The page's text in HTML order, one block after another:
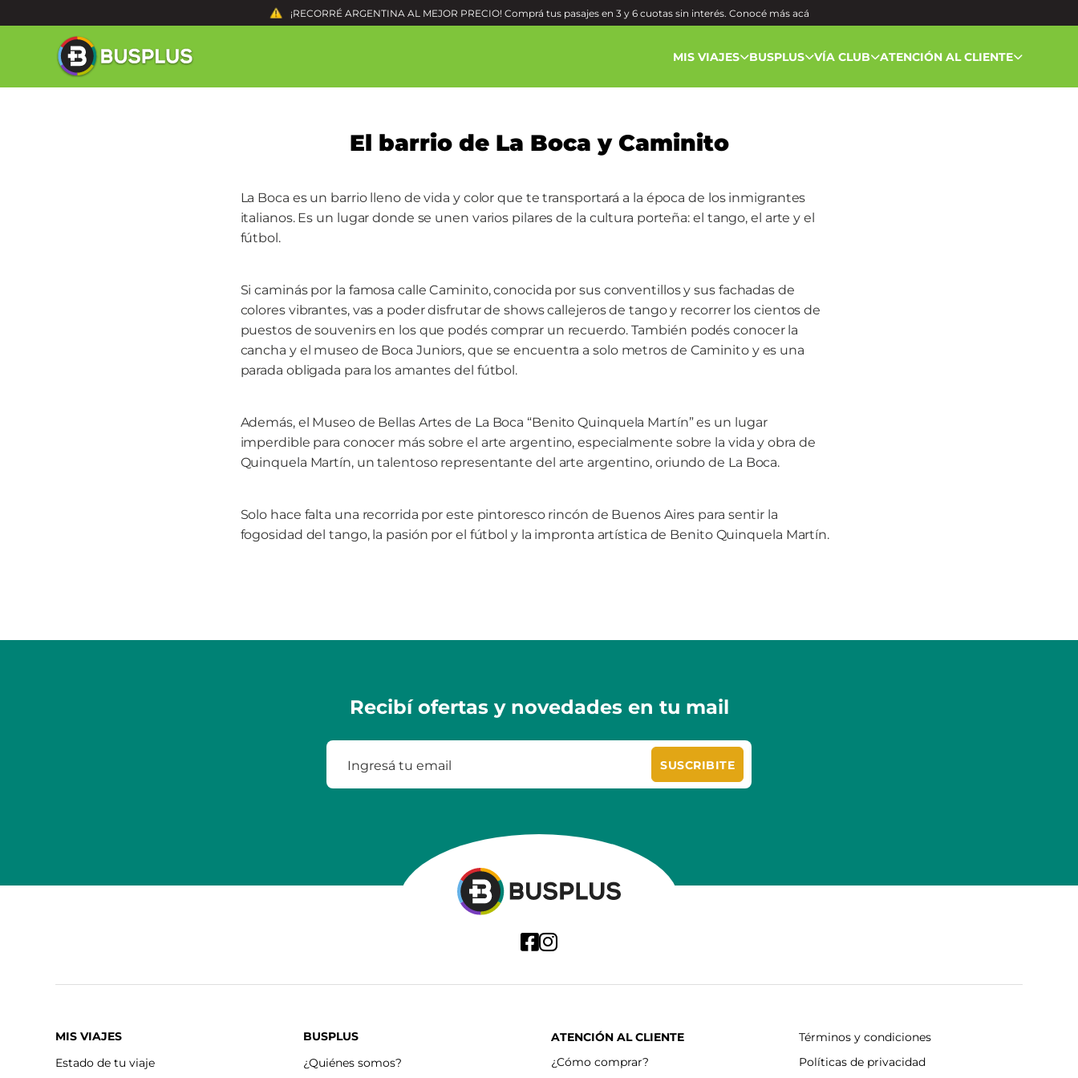
¡RECORRÉ ARGENTINA AL MEJOR PRECIO! Comprá tus pasajes en 3 y 6 cuotas sin interés. Conocé másacá
MIS VIAJES BUSPLUS VÍA CLUB ATENCIÓN AL CLIENTE
El barrio de La Boca y Caminito
La Boca es un barrio lleno de vida y color que te transportará a la época de los inmigrantes
italianos. Es un lugar donde se unen varios pilares de la cultura porteña: el tango, el arte y el
fútbol.
Si caminás por la famosa calle Caminito, conocida por sus conventillos y sus fachadas de
colores vibrantes, vas a poder disfrutar de shows callejeros de tango y recorrer los cientos de
puestos de souvenirs en los que podés comprar un recuerdo. También podés conocer la
cancha y el museo de Boca Juniors, que se encuentra a solo metros de Caminito y es una
parada obligada para los amantes del fútbol.
Además, el Museo de Bellas Artes de La Boca “Benito Quinquela Martín” es un lugar
imperdible para conocer más sobre el arte argentino, especialmente sobre la vida y obra de
Quinquela Martín, un talentoso representante del arte argentino, oriundo de La Boca.
Solo hace falta una recorrida por este pintoresco rincón de Buenos Aires para sentir la
fogosidad del tango, la pasión por el fútbol y la impronta artística de Benito Quinquela Martín.
Recibí ofertas y novedades en tu mail
SUSCRIBITE
MIS VIAJES
Estado de tu viaje
BUSPLUS
¿Quiénes somos?
ATENCIÓN AL CLIENTE
¿Cómo comprar?
Términos y condiciones
Políticas de privacidad